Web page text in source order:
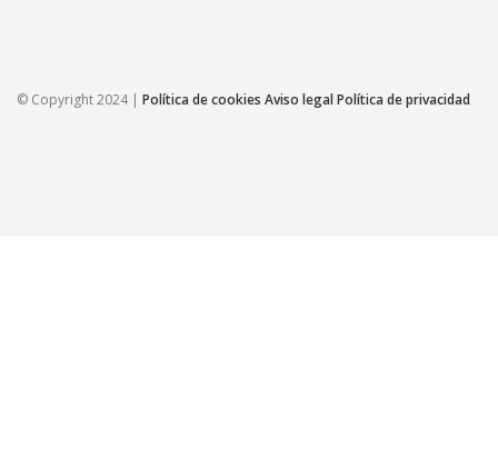
© Copyright 2024 | Política de cookies Aviso legalPolítica de privacidad